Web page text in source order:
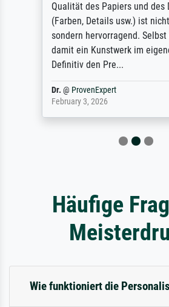
Qualität des Papiers und des
(Farben, Details usw.) ist
sondern hervorragend. Selbst
damit ein Kunstwerk im
Definitiv den Pre...
Dr.@ ProvenExpert
February 3, 2026
Häufige
Wie funktioniert die